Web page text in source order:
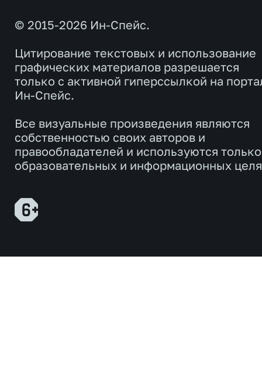
© 2015-2026 Ин-Спейс.
Цитирование текстовых и использование
графических материалов разрешается
только с активной гиперссылкой на
Ин-Спейс.
Все визуальные произведения являются
собственностью своих авторов и
правообладателей и используются
образовательных и информационных